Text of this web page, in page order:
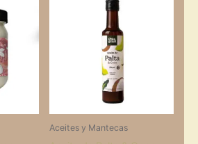
range:
$10.000
through
$28.800
may
beAceites y Mantecas